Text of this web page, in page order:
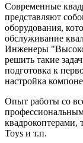
Современные
представляют
оборудования,
обслуживание
Инженеры
решить такие
подготовка к
настройка
Опыт работы со
квадрокоптерами,
Toys и т.п.